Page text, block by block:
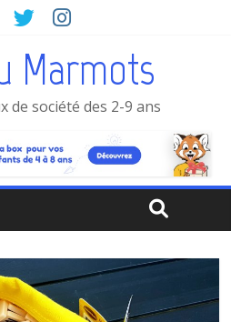
Marmots
de société des 2-9 ans